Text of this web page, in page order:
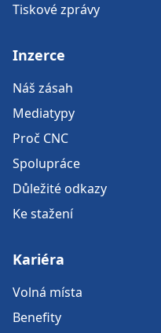
Tiskové zprávy
Inzerce
Náš zásah
Mediatypy
Proč CNC
Spolupráce
Důležité odkazy
Ke stažení
Kariéra
Volná místa
Benefity